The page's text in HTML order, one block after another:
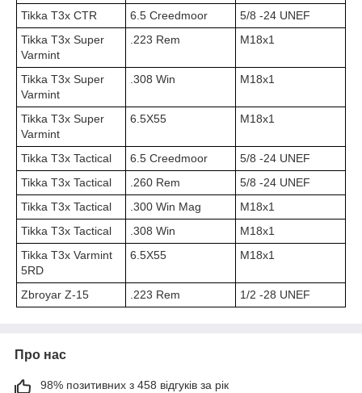
Tikka T3x CTR
6.5 Creedmoor
5/8 -24 UNEF
Tikka T3x Super
Varmint
.223 Rem M18x1
Tikka T3x Super
Varmint
.308 Win M18x1
Tikka T3x Super
Varmint
6.5X55 M18x1
Tikka T3x Tactical 6.5 Creedmoor
5/8 -24 UNEF
Tikka T3x Tactical
.260 Rem
5/8 -24 UNEF
Tikka T3x Tactical
.300 Win Mag
M18x1
Tikka T3x Tactical
.308 Win
M18x1
Tikka T3x Varmint
5RD
6.5X55 M18x1
Zbroyar Z-15 .223 Rem 1/2 -28 UNEF
Про нас
98% позитивних з 458 відгуків за рік